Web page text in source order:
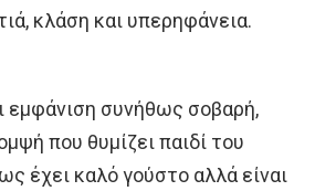
κλάση και υπερηφάνεια.
εμφάνιση συνήθως σοβαρή,
που θυμίζει παιδί του
έχει καλό γούστο αλλά είναι